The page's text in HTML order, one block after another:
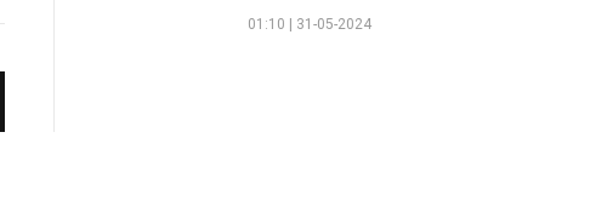
01:10 | 31-05-2024